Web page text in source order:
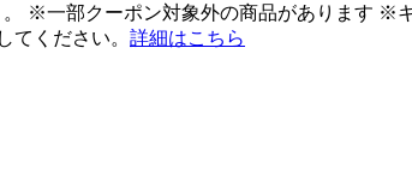
※一部クーポン対象外の商品があります ※
てください。 詳細はこちら